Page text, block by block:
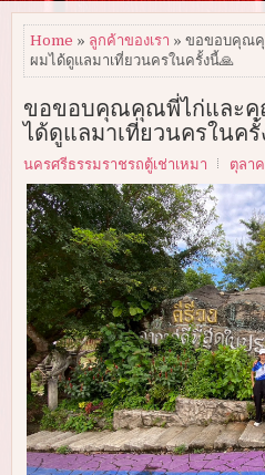
Home » ลูกค้าของเรา » ขอขอบคุณ
ผมได้ดูแลมาเที่ยวนครในครั้งนี้🙏
ขอขอบคุณคุณพี่ไก่และคุ
ได้ดูแลมาเที่ยวนครในค
นครศรีธรรมราชรถตู้เช่าเหมา ตุลา